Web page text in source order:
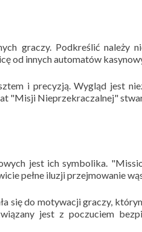
graczy. Podkreślić należy
od innych automatów
i precyzją. Wygląd jest
"Misji Nieprzekraczalnej"
jest ich symbolika.
pełne iluzji przejmowanie
się do motywacji graczy,
jest z poczuciem